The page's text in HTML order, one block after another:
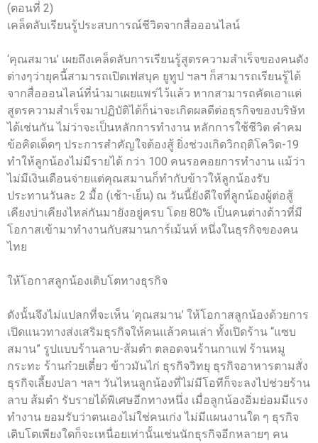
(ตอนที่ 2)
เคล็ดลับเรียนรู้ประสบการณ์ชีวิตจากสื่อออนไลน์
‘คุณสมาน’ เผยถึงเคล็ดลับการเรียนรู้สูตรความสำเร็จของคนดัง
ต่างๆว่ายุคนี้สามารถเปิดเฟสบุค ยูทูป ฯลฯ ก็สามารถเรียนรู้ได้
จากสื่อออนไลน์ที่นำมาเผยแพร่ไว้แล้ว หากสามารถคัดเอาแต่
สูตรความสำเร็จมาปฏิบัติได้ก็น่าจะเกิดผลดีต่อธุรกิจของบริษัท
ได้เช่นกัน ไม่ว่าจะเป็นหลักการทำงาน หลักการใช้ชีวิต คำคม
ข้อคิดเด็ดๆ ประการสำคัญใจต้องสู้ ยิ่งช่วงเกิดวิกฤติโควิด-19
ทำให้ลูกน้องไม่มีรายได้ กว่า 100 คนรอคอยการทำงาน แม้ว่า
ไม่มีเงินเดือนจ่ายแต่คุณสมานก็ทำกับข้าวให้ลูกน้องรับ
ประทานวันละ 2 มื้อ (เช้า-เย็น) ณ วันนี้ยังดีใจที่ลูกน้องผู้ต่อสู้
เคียงบ่าเคียงไหล่กันมายังอยู่ครบ โดย 80% เป็นคนต่างด้าวที่มี
โอกาสเข้ามาทำงานกับสมานการ์เม้นท์ หนึ่งในธุรกิจของคน
ไทย
ให้โอกาสลูกน้องเติบโตทางธุรกิจ
ดังนั้นจึงไม่แปลกที่จะเห็น ‘คุณสมาน’ ให้โอกาสลูกน้องด้วยการ
เปิดแนวทางส่งเสริมธุรกิจให้คนแล้วคนเล่า ทั้งเปิดร้าน “แซบ
สมาน” รูปแบบร้านลาบ-ส้มตำ ตลอดจนร้านกาแฟ ร้านหมู
กระทะ ร้านก๋วยเตี๋ยว ข้าวมันไก่ ธุรกิจวิทยุ ธุรกิจอาหารตามสั่ง
ธุรกิจเลี้ยงปลา ฯลฯ วันไหนลูกน้องที่ไม่มีโอทีก็จะลงไปช่วยร้าน
ลาบ ส้มตำ รับรายได้พิเศษอีกทางหนึ่ง เมื่อลูกน้องอิ่มย่อมมีแรง
ทำงาน ยอมรับว่าตนเองไม่ใช่คนเก่ง ไม่มีแผนงานใด ๆ ธุรกิจ
เติบโตเพียงใดก็จะเหนื่อยเท่านั้นเช่นนักธุรกิจอีกหลายๆ คน